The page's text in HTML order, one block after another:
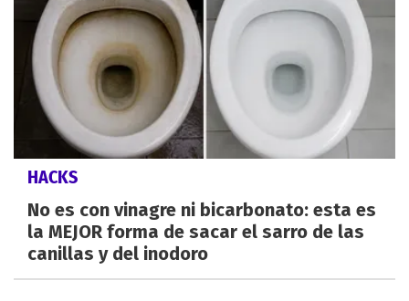
HACKS
No es con vinagre ni bicarbonato: esta es
la MEJOR forma de sacar el sarro de las
canillas y del inodoro